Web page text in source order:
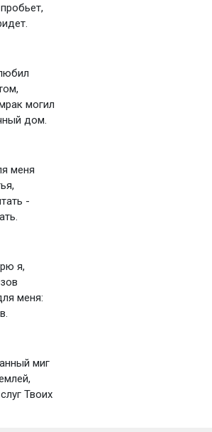
могил
дом.
меня
-
я,
меня:
миг
Твоих